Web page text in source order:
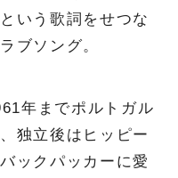
いう歌詞をせつな
ブソング。
年までポルトガル
独立後はヒッピー
ックパッカーに愛